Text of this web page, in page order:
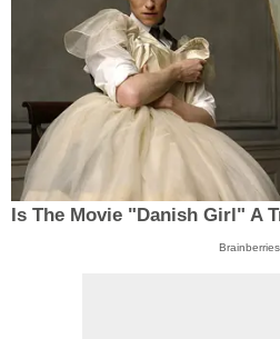
Is The Movie "Danish Girl" A
Brainberries